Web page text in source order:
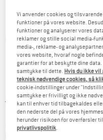
Detaljevisning
Original pris :
21,95€
Pris:
18,66€ inkl. moms.
KR139,49
plus Forsendelsesomkostninger
Vi anvender cookies og
funktioner på vores website.
funktioner og analyserer vores
reklamer og stille social media-
media-, reklame- og
vores website, hvoraf nogle
garantier for at beskytte dine
samtykke til dette. Hvis du ikke vil
teknisk nødvendige cookies, så
cookie-indstillinger under
samtykke er frivilligt og ikke
kan til enhver tid tilbagekaldes
den nederste del på vores
herunder risikoen for overførsler
privatlivspolitik.